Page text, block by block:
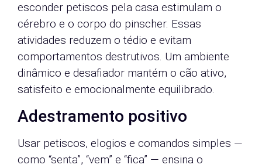
esconder petiscos pela casa estimulam o
cérebro e o corpo do pinscher. Essas
atividades reduzem o tédio e evitam
comportamentos destrutivos. Um ambiente
dinâmico e desafiador mantém o cão ativo,
satisfeito e emocionalmente equilibrado.
Adestramento positivo
Usar petiscos, elogios e comandos simples —
como “senta”, “vem” e “fica” — ensina o